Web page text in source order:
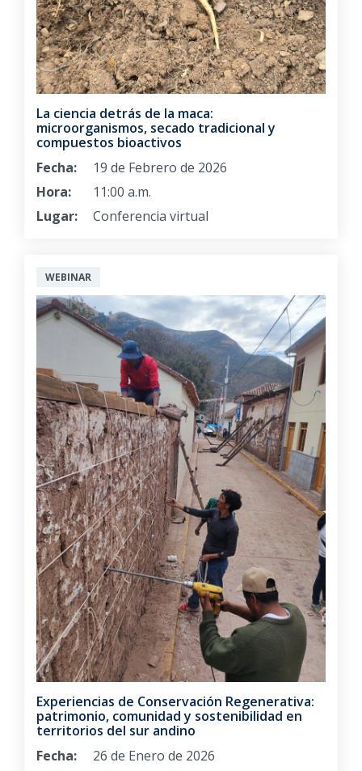
La ciencia detrás de la maca:
microorganismos, secado tradicional y
compuestos bioactivos
Fecha:
19 de Febrero de 2026
Hora:
11:00 a.m.
Lugar:
Conferencia virtual
WEBINAR
Experiencias de Conservación Regenerativa:
patrimonio, comunidad y sostenibilidad en
territorios del sur andino
Fecha:
26 de Enero de 2026